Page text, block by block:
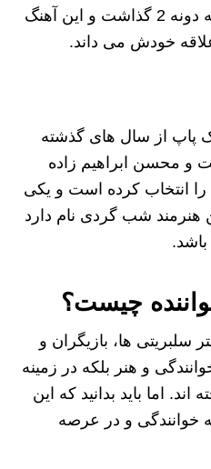
دیگری کرد که نام او را دونه دونه 2 گذاشت و این آهنگ
خودش می داند.
پاپ از سال های گذشته
و محسن ابراهیم زاده
انتخاب کرده است و یکی
هنرمند شب گردی نام دارد
چیست؟
سلبریتی ها، بازیگران و
و هنر بلکه در زمینه
اما باید بدانید که این
خوانندگی و در عرصه